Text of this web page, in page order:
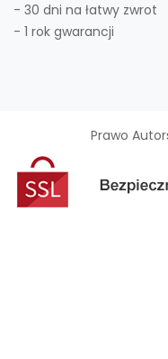
- 30 dni na łatwy zwrot
- 1 rok gwarancji
Prawo